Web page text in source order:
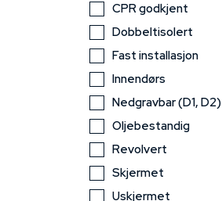
CPR godkjent
Dobbeltisolert
Fast installasjon
Innendørs
Nedgravbar (D1, D2)
Oljebestandig
Revolvert
Skjermet
Uskjermet